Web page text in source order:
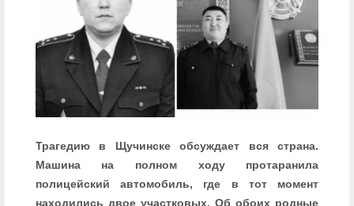
Трагедию в Щучинске обсуждает вся страна.
Машина на полном ходу протаранила
полицейский автомобиль, где в тот момент
находились двое участковых. Об обоих родные